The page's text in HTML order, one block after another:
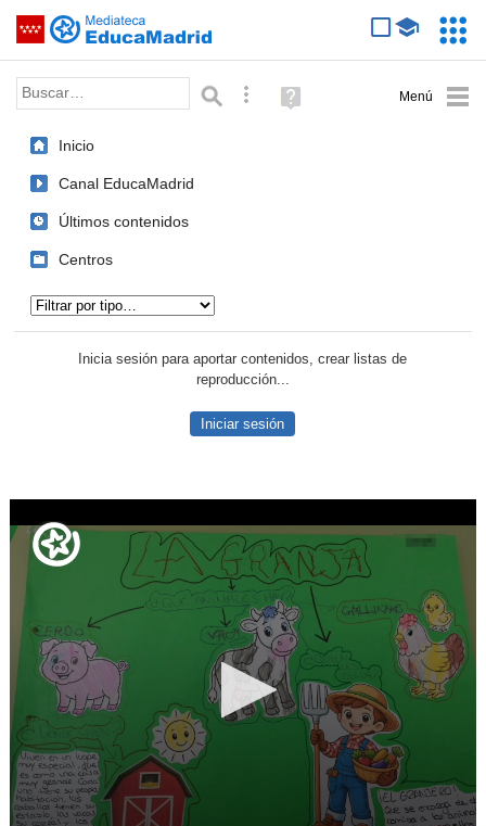
Saltar navegación
Palabra o frase: Búsqueda avanzada
Ayuda
(en
Inicio
Canal EducaMadrid
Últimos contenidos
Centros
Inicia sesión para aportar contenidos, crear listas de
reproducción...
Iniciar sesión